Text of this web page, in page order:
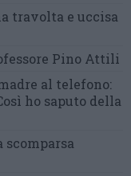
travolta e uccisa
Pino Attili
al telefono:
ho saputo della
scomparsa